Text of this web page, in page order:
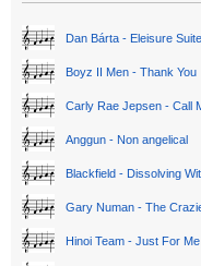
Dan Bárta - Eleisure Suite
Boyz II Men - Thank You
Carly Rae Jepsen - Call
Anggun - Non angelical
Blackfield - Dissolving
Gary Numan - The
Hinoi Team - Just For Me